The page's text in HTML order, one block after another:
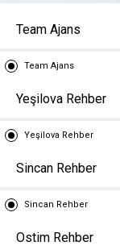
Team Ajans
Team Ajans
Yeşilova Rehber
Yeşilova Rehber
Sincan Rehber
Sincan Rehber
Ostim Rehber